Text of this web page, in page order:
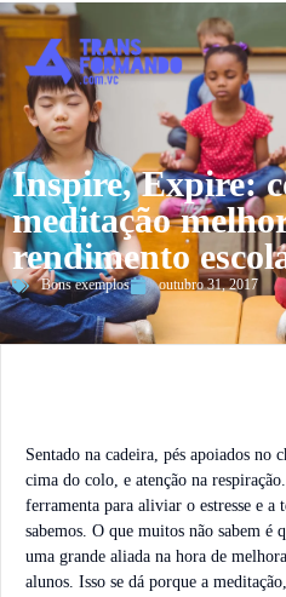
Inspire, Expire:
meditação
rendimento
Bons exemplos outubro 31, 2017
Sentado na cadeira, pés apoiados no
cima do colo, e atenção na
ferramenta para aliviar o estresse e a
sabemos. O que muitos não sabem é
uma grande aliada na hora de
alunos. Isso se dá porque a